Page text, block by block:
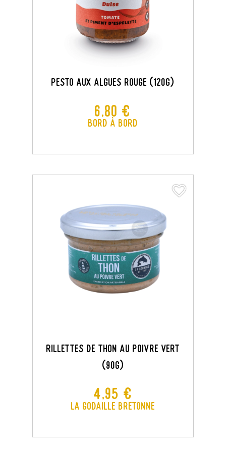
Connexion
Pesto Aux Algues Rouge (120G)
Prix
6,80 €
Bord à Bord
Rillettes De Thon Au Poivre Vert
(90g)
Prix
4,95 €
La Godaille Bretonne
favorite_border
favorite_border